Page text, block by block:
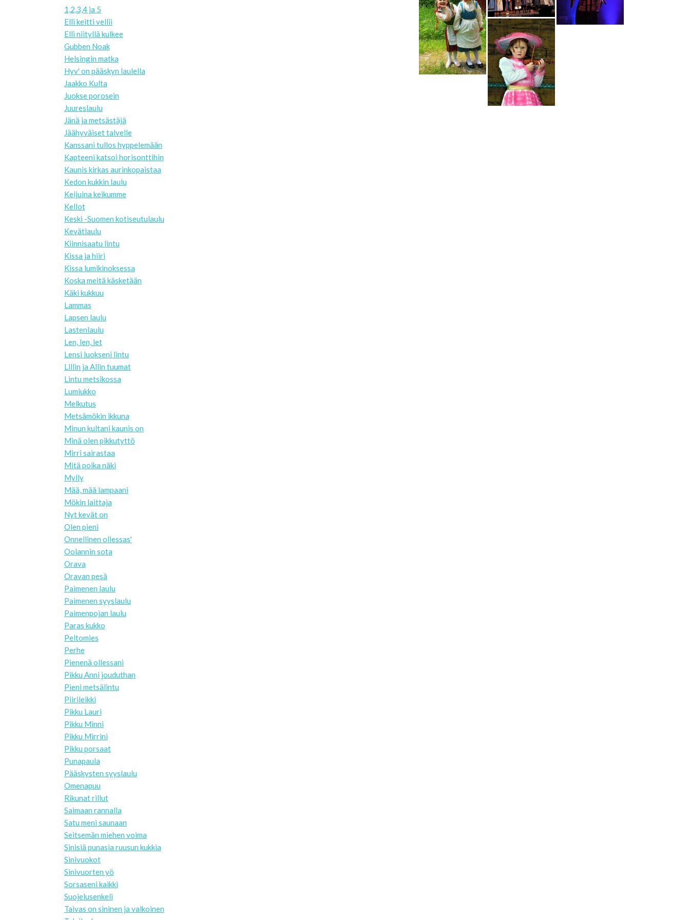
1,2,3,4 ja 5
Elli keitti vellii
Elli niityllä kulkee
Gubben Noak
Helsingin matka
Hyv' on pääskyn laulella
Jaakko Kulta
Juokse porosein
Juureslaulu
Jänä ja metsästäjä
Jäähyväiset talvelle
Kanssani tullos hyppelemään
Kapteeni katsoi horisonttihin
Kaunis kirkas aurinkopaistaa
Kedon kukkin laulu
Keijuina keikumme
Kellot
Keski -Suomen kotiseutulaulu
Kevätlaulu
Kiinnisaatu lintu
Kissa ja hiiri
Kissa lumikinoksessa
Koska meitä käsketään
Käki kukkuu
Lammas
Lapsen laulu
Lastenlaulu
Len, len, let
Lensi luokseni lintu
Lillin ja Allin tuumat
Lintu metsikossa
Lumiukko
Melkutus
Metsämökin ikkuna
Minun kultani kaunis on
Minä olen pikkutyttö
Mirri sairastaa
Mitä poika näki
Mylly
Mää, mää lampaani
Mökin laittaja
Nyt kevät on
Olen pieni
Onnellinen ollessas'
Oolannin sota
Orava
Oravan pesä
Paimenen laulu
Paimenen syyslaulu
Paimenpojan laulu
Paras kukko
Peltomies
Perhe
Pienenä ollessani
Pikku Anni jouduthan
Pieni metsälintu
Piirileikki
Pikku Lauri
Pikku Minni
Pikku Mirrini
Pikku porsaat
Punapaula
Pääskysten syyslaulu
Omenapuu
Rikunat rillut
Saimaan rannalla
Satu meni saunaan
Seitsemän miehen voima
Sinisiä punasia ruusun kukkia
Sinivuokot
Sinivuorten yö
Sorsaseni kaikki
Suojelusenkeli
Taivas on sininen ja valkoinen